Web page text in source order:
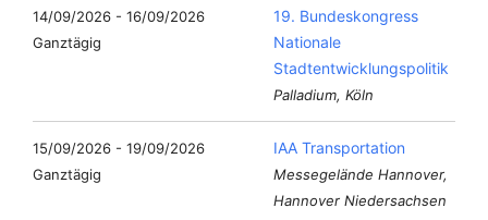
14/09/2026 - 16/09/2026
Ganztägig
19. Bundeskongress
Nationale
Stadtentwicklungspolitik
Palladium, Köln
15/09/2026 - 19/09/2026
Ganztägig
IAA Transportation
Messegelände Hannover,
Hannover Niedersachsen